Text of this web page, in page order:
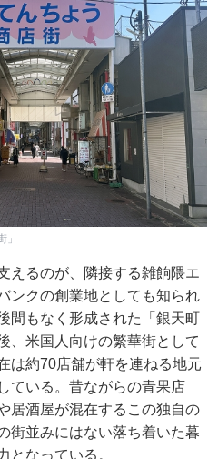
えるのが、隣接する雑餉隈エ
ンクの創業地としても知られ
間もなく形成された「銀天町
、米国人向けの繁華街として
は約70店舗が軒を連ねる地元
ている。昔ながらの青果店
居酒屋が混在するこの独自の
街並みにはない落ち着いた暮
となっている。